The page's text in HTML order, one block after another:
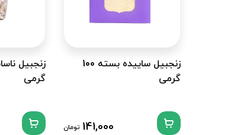
زنجبیل ساییده بسته 100
گرمی
141,000 تومان
گرمی